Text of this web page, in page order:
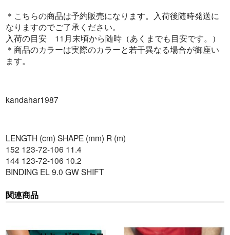
＊こちらの商品は予約販売になります。入荷後随時発送に
なりますのでご了承ください。
入荷の目安 11月末頃から随時（あくまでも目安です。）
＊商品のカラーは実際のカラーと若干異なる場合が御座い
ます。
kandahar1987
LENGTH (cm) SHAPE (mm) R (m)
152 123-72-106 11.4
144 123-72-106 10.2
BINDING EL 9.0 GW SHIFT
関連商品